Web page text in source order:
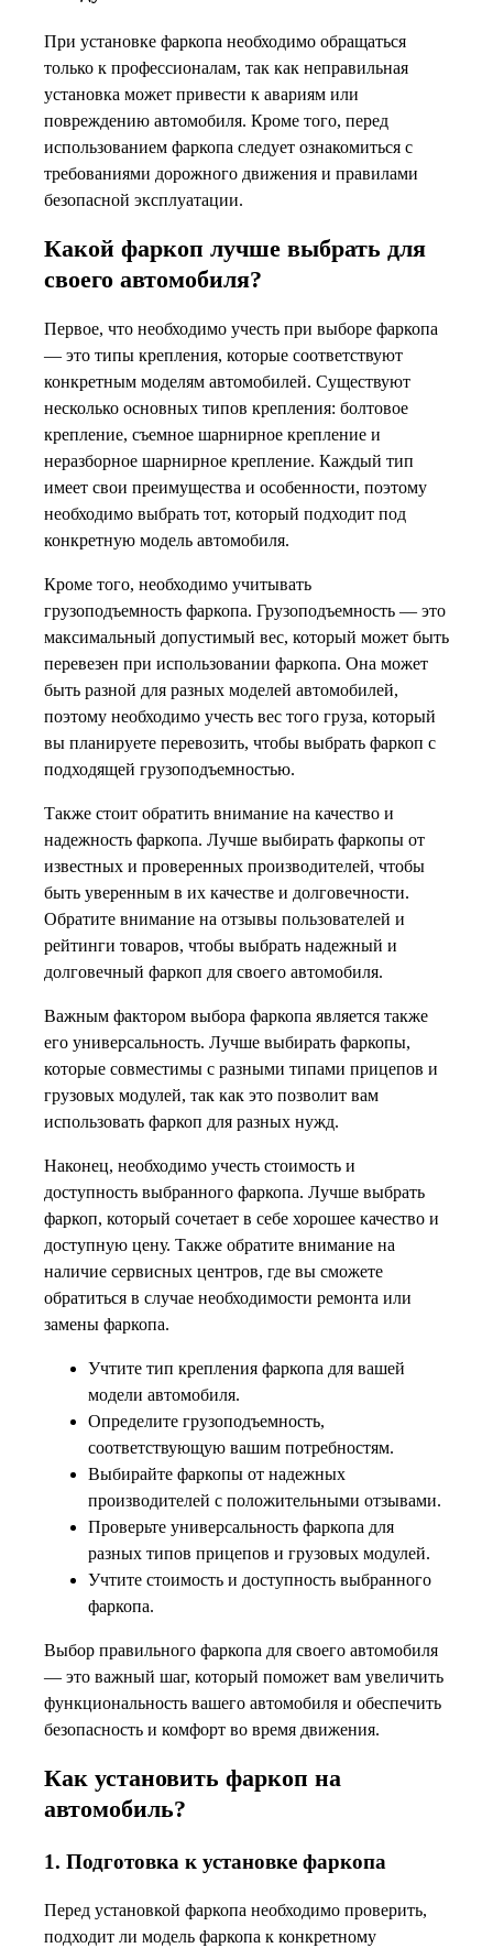
При установке фаркопа необходимо обращаться
только к профессионалам, так как неправильная
установка может привести к авариям или
повреждению автомобиля. Кроме того, перед
использованием фаркопа следует ознакомиться с
требованиями дорожного движения и правилами
безопасной эксплуатации.
Какой фаркоп лучше выбрать для
своего автомобиля?
Первое, что необходимо учесть при выборе фаркопа
— это типы крепления, которые соответствуют
конкретным моделям автомобилей. Существуют
несколько основных типов крепления: болтовое
крепление, съемное шарнирное крепление и
неразборное шарнирное крепление. Каждый тип
имеет свои преимущества и особенности, поэтому
необходимо выбрать тот, который подходит под
конкретную модель автомобиля.
Кроме того, необходимо учитывать
грузоподъемность фаркопа. Грузоподъемность — это
максимальный допустимый вес, который может быть
перевезен при использовании фаркопа. Она может
быть разной для разных моделей автомобилей,
поэтому необходимо учесть вес того груза, который
вы планируете перевозить, чтобы выбрать фаркоп с
подходящей грузоподъемностью.
Также стоит обратить внимание на качество и
надежность фаркопа. Лучше выбирать фаркопы от
известных и проверенных производителей, чтобы
быть уверенным в их качестве и долговечности.
Обратите внимание на отзывы пользователей и
рейтинги товаров, чтобы выбрать надежный и
долговечный фаркоп для своего автомобиля.
Важным фактором выбора фаркопа является также
его универсальность. Лучше выбирать фаркопы,
которые совместимы с разными типами прицепов и
грузовых модулей, так как это позволит вам
использовать фаркоп для разных нужд.
Наконец, необходимо учесть стоимость и
доступность выбранного фаркопа. Лучше выбрать
фаркоп, который сочетает в себе хорошее качество и
доступную цену. Также обратите внимание на
наличие сервисных центров, где вы сможете
обратиться в случае необходимости ремонта или
замены фаркопа.
Учтите тип крепления фаркопа для вашей
модели автомобиля.
Определите грузоподъемность,
соответствующую вашим потребностям.
Выбирайте фаркопы от надежных
производителей с положительными отзывами.
Проверьте универсальность фаркопа для
разных типов прицепов и грузовых модулей.
Учтите стоимость и доступность выбранного
фаркопа.
Выбор правильного фаркопа для своего автомобиля
— это важный шаг, который поможет вам увеличить
функциональность вашего автомобиля и обеспечить
безопасность и комфорт во время движения.
Как установить фаркоп на
автомобиль?
1. Подготовка к установке фаркопа
Перед установкой фаркопа необходимо проверить,
подходит ли модель фаркопа к конкретному